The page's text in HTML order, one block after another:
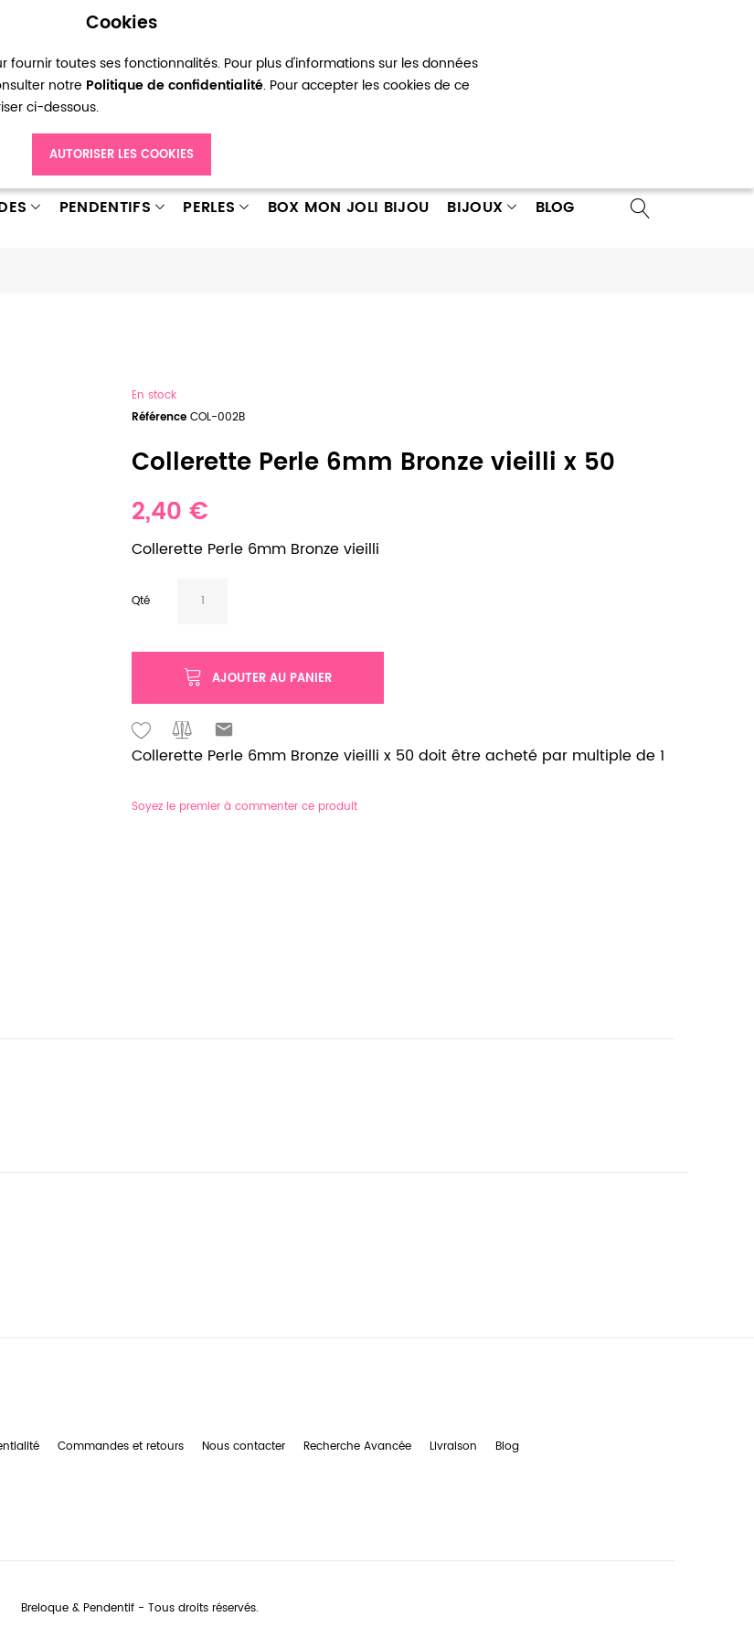
Cookies
fournir toutes ses fonctionnalités. Pour plus d'informations sur les données
notre Politique de confidentialité. Pour accepter les cookies de ce
ci-dessous.
AUTORISER LES COOKIES
Ma liste d’envies Connexion Créer un compte
PENDENTIFS PERLES BOX MON JOLI BIJOU BIJOUX BLOG
En stock
Référence COL-002B
Collerette Perle 6mm Bronze vieilli x 50
2,40 €
Collerette Perle 6mm Bronze vieilli
Qté
AJOUTER AU PANIER
Collerette Perle 6mm Bronze vieilli x 50 doit être acheté par multiple de 1
Soyez le premier à commenter ce produit
Commandes et retours Nous contacter Recherche Avancée Livraison Blog
Breloque & Pendentif - Tous droits réservés.